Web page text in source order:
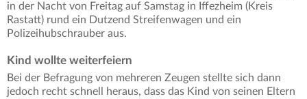
in der Nacht von Freitag auf Samstag in Iffezheim (Kreis
Rastatt) rund ein Dutzend Streifenwagen und ein
Polizeihubschrauber aus.
Kind wollte weiterfeiern
Bei der Befragung von mehreren Zeugen stellte sich dann
jedoch recht schnell heraus, dass das Kind von seinen Eltern